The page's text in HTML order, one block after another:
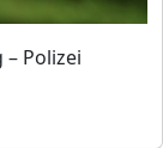
Polizei